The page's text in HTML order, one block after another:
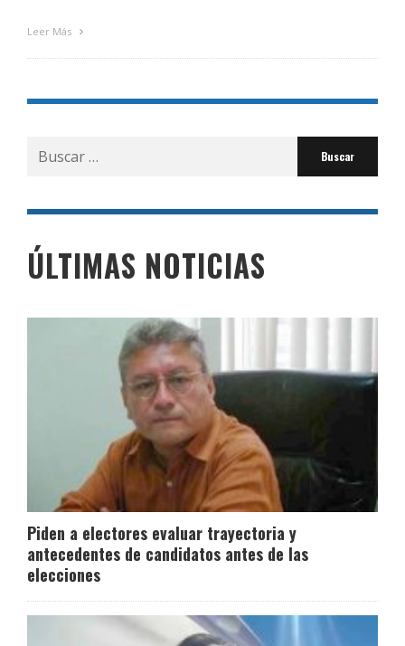
Leer Más
Buscar
por:
ÚLTIMAS NOTICIAS
Piden a electores evaluar trayectoria y
antecedentes de candidatos antes de las
elecciones